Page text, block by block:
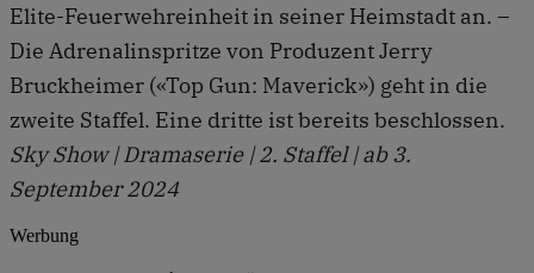
Elite-Feuerwehreinheit in seiner Heimstadt an. –
Die Adrenalinspritze von Produzent Jerry
Bruckheimer («Top Gun: Maverick») geht in die
zweite Staffel. Eine dritte ist bereits beschlossen.
Sky Show | Dramaserie | 2. Staffel | ab 3.
September 2024
Werbung